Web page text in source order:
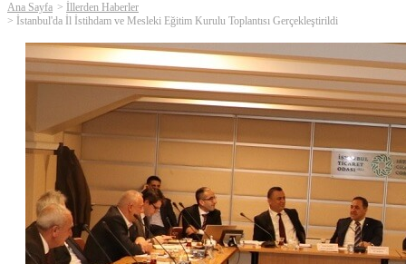
Ana Sayfa
İllerden Haberler
İstanbul'da İl İstihdam ve Mesleki Eğitim Kurulu Toplantısı Gerçekleştirildi